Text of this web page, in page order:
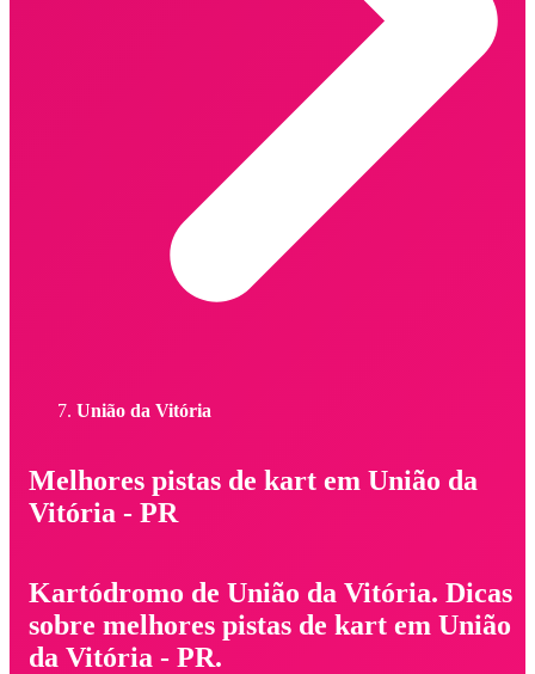
União da Vitória
Melhores pistas de kart em União da
Vitória - PR
Kartódromo de União da Vitória. Dicas
sobre melhores pistas de kart em União
da Vitória - PR.